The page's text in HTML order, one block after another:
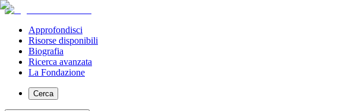
Approfondisci
Risorse disponibili
Biografia
Ricerca avanzata
La Fondazione
Cerca